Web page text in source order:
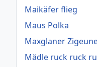
Maikäfer flieg
Maus Polka
Maxglaner
Mädle ruck ruck